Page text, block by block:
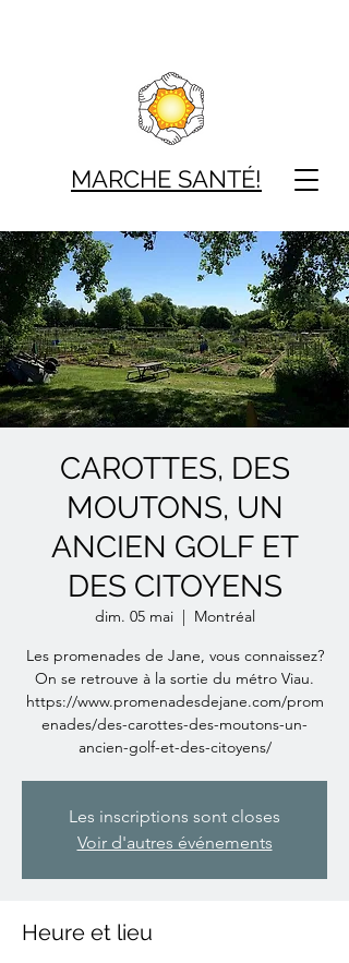
MARCHE SANTÉ!
CAROTTES, DES
MOUTONS, UN
ANCIEN GOLF ET
DES CITOYENS
dim. 05 mai
  |
Montréal
Les promenades de Jane, vous connaissez?
On se retrouve à la sortie du métro Viau.
https://www.promenadesdejane.com/prom
enades/des-carottes-des-moutons-un-
ancien-golf-et-des-citoyens/
Les inscriptions sont closes
Voir d'autres événements
Heure et lieu